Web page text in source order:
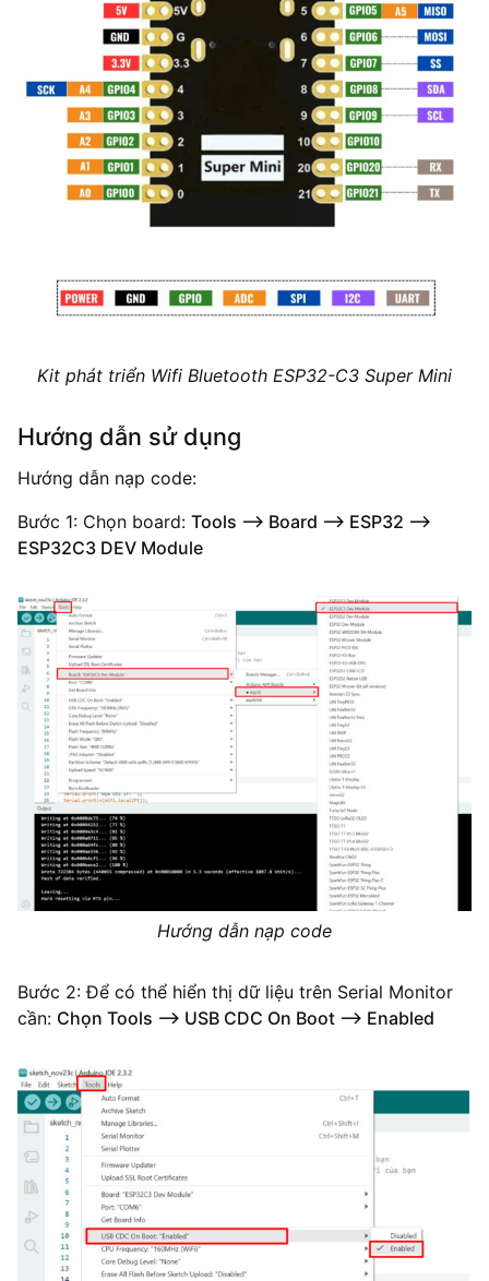
Kit phát triển Wifi Bluetooth ESP32-C3 Super Mini
Hướng dẫn sử dụng
Hướng dẫn nạp code:
Bước 1: Chọn board: Tools –> Board –> ESP32 –>
ESP32C3 DEV Module
Hướng dẫn nạp code
Bước 2: Để có thể hiển thị dữ liệu trên Serial Monitor
cần: Chọn Tools –> USB CDC On Boot –> Enabled